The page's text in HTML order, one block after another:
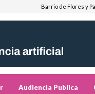
Barrio de Flores y
Audiencia Publica